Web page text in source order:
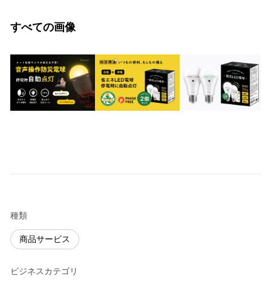
すべての画像
種類
商品サービス
ビジネスカテゴリ